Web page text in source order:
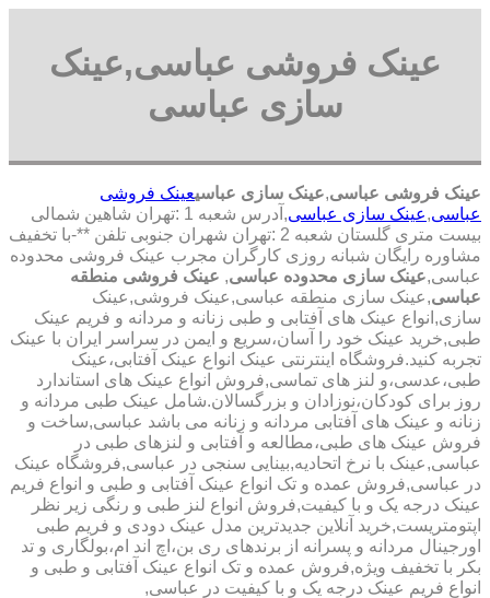
عینک فروشی عباسی,عینک
سازی عباسی
عینک فروشی عباسی,عینک سازی عباسیعینک فروشی
عباسی,عینک سازی عباسی
,آدرس شعبه 1 :تهران شاهین شمالی
بیست متری گلستان شعبه 2 :تهران شهران جنوبی تلفن **-با تخفیف
مشاوره رایگان شبانه روزی کارگران مجرب عینک فروشی محدوده
عباسی,عینک سازی محدوده عباسی, عینک فروشی منطقه
عباسی,عینک سازی منطقه عباسی,عینک فروشی,عینک
سازی,انواع عینک های آفتابی و طبی زنانه و مردانه و فریم عینک
طبی,خرید عینک خود را آسان،سریع و ایمن در سراسر ایران با عینک
تجربه کنید.فروشگاه اینترنتی عینک انواع عینک آفتابی،عینک
طبی،عدسی،و لنز های تماسی,فروش انواع عینک های استاندارد
روز برای کودکان،نوزادان و بزرگسالان.شامل عینک طبی مردانه و
زنانه و عینک های آفتابی مردانه و زنانه می باشد عباسی,ساخت و
فروش عینک های طبی،مطالعه و آفتابی و لنزهای طبی در
عباسی,عینک با نرخ اتحادیه,بینایی سنجی در عباسی,فروشگاه عینک
در عباسی,فروش عمده و تک انواع عینک آفتابی و طبی و انواع فریم
عینک درجه یک و با کیفیت,فروش انواع لنز طبی و رنگی زیر نظر
اپتومتریست,خرید آنلاین جدیدترین مدل عینک دودی و فریم طبی
اورجینال مردانه و پسرانه از برندهای ری بن،اچ اند ام،بولگاری و تد
بکر با تخفیف ویژه,فروش عمده و تک انواع عینک آفتابی و طبی و
انواع فریم عینک درجه یک و با کیفیت در عباسی,